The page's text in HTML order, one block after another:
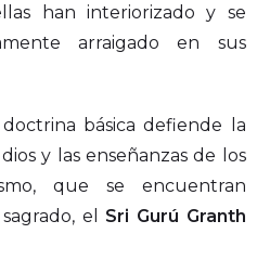
han interiorizado y se
arraigado en sus
básica defiende la
y las enseñanzas de los
que se encuentran
el Sri Gurú Granth